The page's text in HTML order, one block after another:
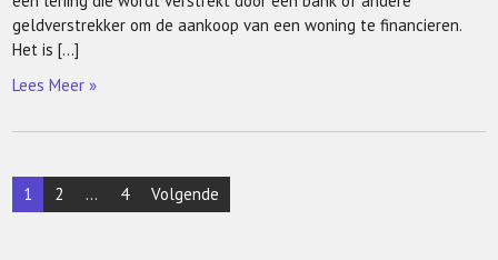
geldverstrekker om de aankoop van een woning te financieren.
Het is […]
Lees Meer »
Berichten
paginering
1 2 … 4 Volgende